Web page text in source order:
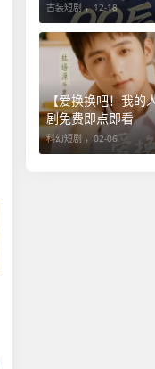
古装短剧 ，12-18
【爱换换吧！我的
剧免费即点即看
科幻短剧 ， 02-06